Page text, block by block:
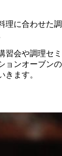
理に合わせた
習会や調理セ
ョンオーブン
きます。